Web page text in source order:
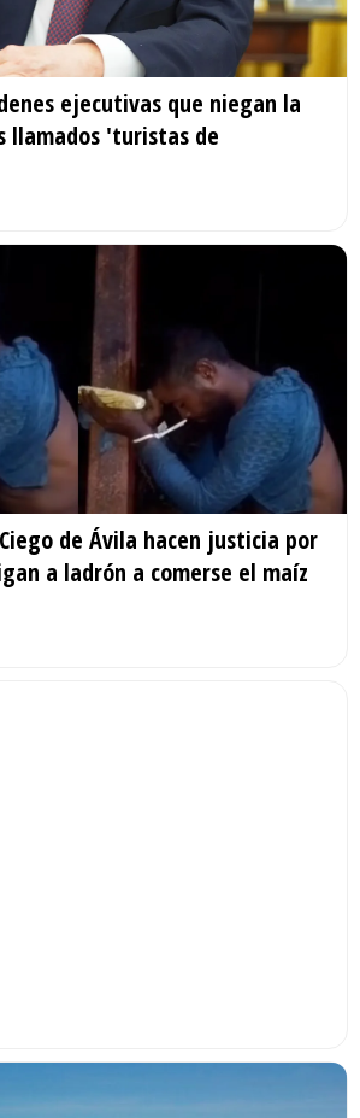
ejecutivas que niegan la
llamados 'turistas de
de Ávila hacen justicia por
a ladrón a comerse el maíz